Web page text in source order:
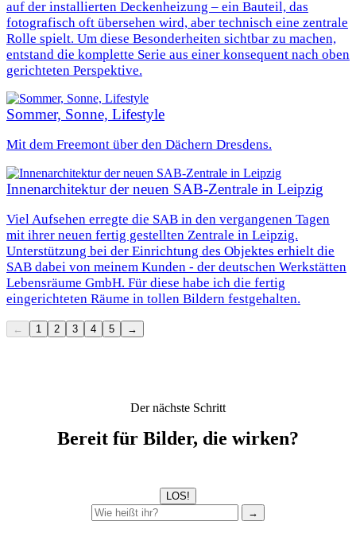
auf der installierten Deckenheizung – ein Bauteil, das
fotografisch oft übersehen wird, aber technisch eine zentrale
Rolle spielt. Um diese Besonderheiten sichtbar zu machen,
entstand die komplette Serie aus einer konsequent nach oben
gerichteten Perspektive.
Sommer, Sonne, Lifestyle
Mit dem Freemont über den Dächern Dresdens.
Innenarchitektur der neuen SAB-Zentrale in Leipzig
Viel Aufsehen erregte die SAB in den vergangenen Tagen
mit ihrer neuen fertig gestellten Zentrale in Leipzig.
Unterstützung bei der Einrichtung des Objektes erhielt die
SAB dabei von meinem Kunden - der deutschen Werkstätten
Lebensräume GmbH. Für diese habe ich die fertig
eingerichteten Räume in tollen Bildern festgehalten.
← 1 2 3 4 5 →
Der nächste Schritt
Bereit für Bilder, die wirken?
LOS!
→